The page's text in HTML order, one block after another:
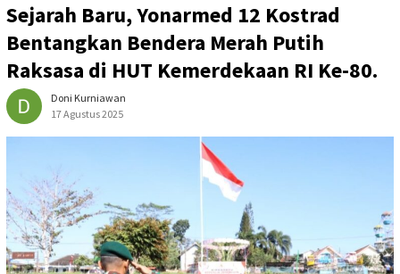
Sejarah Baru, Yonarmed 12 Kostrad
Bentangkan Bendera Merah Putih
Raksasa di HUT Kemerdekaan RI Ke-80.
Doni Kurniawan
17 Agustus 2025